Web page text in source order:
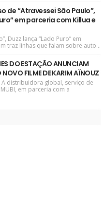
de “Atravessei São Paulo”,
em parceria com Killua e
Duzz lança “Lado Puro” em
traz linhas que falam sobre auto...
DO ESTAÇÃO ANUNCIAM
NOVO FILME DE KARIM AÏNOUZ
A distribuidora global, serviço de
em parceria com a